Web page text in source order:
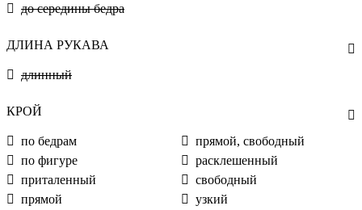
до середины бедра
ДЛИНА РУКАВА
длинный
КРОЙ
по бедрам
по фигуре
приталенный
прямой
прямой, свободный
расклешенный
свободный
узкий